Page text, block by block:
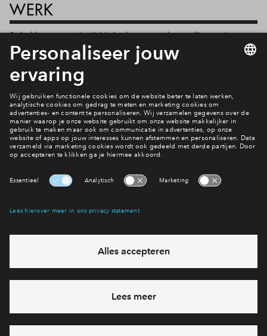
WERK
Solo klussen op z’n tijd is leuk, maar ook gezellig om je
handigste vrienden of familie uit te nodigen. Dat je geen
klusjesman aanhaakt betekent niet dat je het alleen moet
doen. Want onthoud: teamwork makes the dream work!
<LINK INSTELLEN>
Interesse? Meld je dan snel aan
Hiermee blijf je op de hoogte van het belangrijkste nieuws en
Ja, ik wil mij aanmelden
Heb je een vraag en wil je direct antwoord? Bel ons op
71 22 656